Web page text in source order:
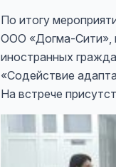
По итогу
ООО «Догма-Сити»,
иностранных
«Содействие
На встрече